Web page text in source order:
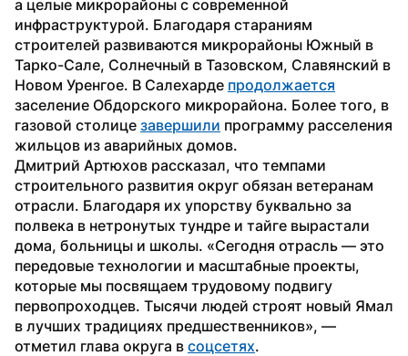
а целые микрорайоны с современной
инфраструктурой. Благодаря стараниям
строителей развиваются микрорайоны Южный в
Тарко-Сале, Солнечный в Тазовском, Славянский в
Новом Уренгое. В Салехарде продолжается
заселение Обдорского микрорайона. Более того, в
газовой столице завершили программу расселения
жильцов из аварийных домов.
Дмитрий Артюхов рассказал, что темпами
строительного развития округ обязан ветеранам
отрасли. Благодаря их упорству буквально за
полвека в нетронутых тундре и тайге вырастали
дома, больницы и школы. «Сегодня отрасль — это
передовые технологии и масштабные проекты,
которые мы посвящаем трудовому подвигу
первопроходцев. Тысячи людей строят новый Ямал
в лучших традициях предшественников», —
отметил глава округа в соцсетях.